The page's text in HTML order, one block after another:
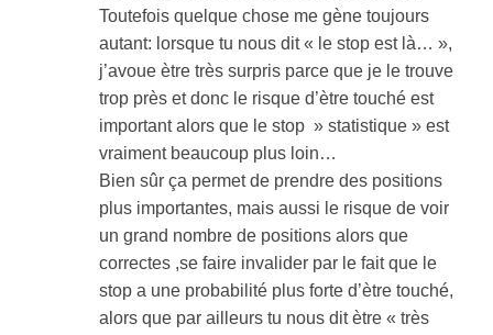
Toutefois quelque chose me gène toujours
autant: lorsque tu nous dit « le stop est là… »,
j’avoue ètre très surpris parce que je le trouve
trop près et donc le risque d’ètre touché est
important alors que le stop » statistique » est
vraiment beaucoup plus loin…
Bien sûr ça permet de prendre des positions
plus importantes, mais aussi le risque de voir
un grand nombre de positions alors que
correctes ,se faire invalider par le fait que le
stop a une probabilité plus forte d’ètre touché,
alors que par ailleurs tu nous dit ètre « très